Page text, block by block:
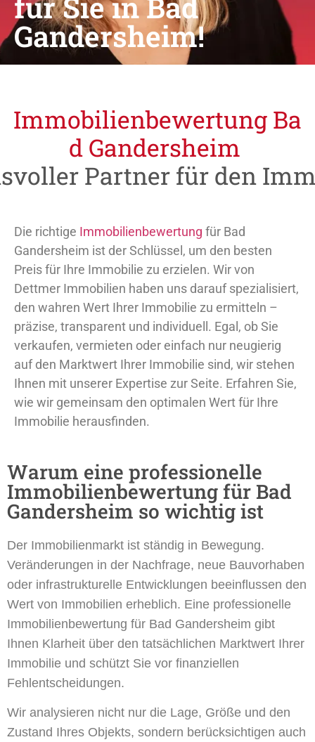
Gandersheim!
Immobilienbewertung Ba
d Gandersheim
Partner für den
Die richtige Immobilienbewertung für Bad
Gandersheim ist der Schlüssel, um den besten
Preis für Ihre Immobilie zu erzielen. Wir von
Dettmer Immobilien haben uns darauf spezialisiert,
den wahren Wert Ihrer Immobilie zu ermitteln –
präzise, transparent und individuell. Egal, ob Sie
verkaufen, vermieten oder einfach nur neugierig
auf den Marktwert Ihrer Immobilie sind, wir stehen
Ihnen mit unserer Expertise zur Seite. Erfahren Sie,
wie wir gemeinsam den optimalen Wert für Ihre
Immobilie herausfinden.
Warum eine professionelle
Immobilienbewertung für Bad
Gandersheim so wichtig ist
Der Immobilienmarkt ist ständig in Bewegung.
Veränderungen in der Nachfrage, neue Bauvorhaben
oder infrastrukturelle Entwicklungen beeinflussen den
Wert von Immobilien erheblich. Eine professionelle
Immobilienbewertung für Bad Gandersheim gibt
Ihnen Klarheit über den tatsächlichen Marktwert Ihrer
Immobilie und schützt Sie vor finanziellen
Fehlentscheidungen.
Wir analysieren nicht nur die Lage, Größe und den
Zustand Ihres Objekts, sondern berücksichtigen auch